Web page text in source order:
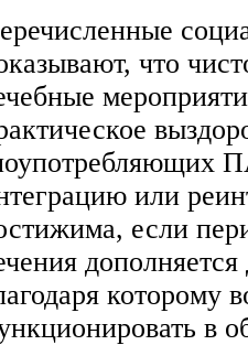
что
или
если
которому
в